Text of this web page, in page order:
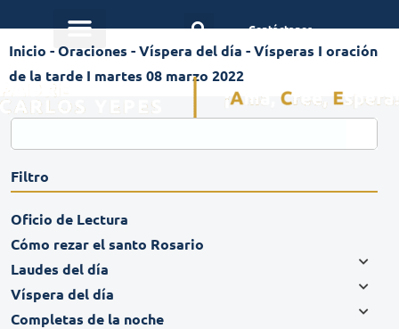
Contáctanos
Inicio -Oraciones -Víspera del día -Vísperas I oración
de la tarde I martes 08 marzo 2022
Filtro
Oficio de Lectura
Cómo rezar el santo Rosario
Laudes del día
Víspera del día
Completas de la noche